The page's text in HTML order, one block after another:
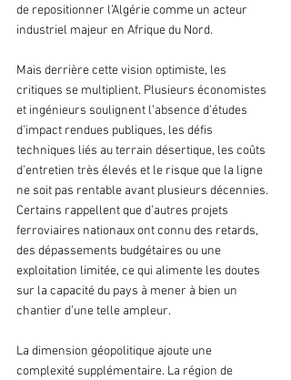
de repositionner l’Algérie comme un acteur
industriel majeur en Afrique du Nord.
Mais derrière cette vision optimiste, les
critiques se multiplient. Plusieurs économistes
et ingénieurs soulignent l’absence d’études
d’impact rendues publiques, les défis
techniques liés au terrain désertique, les coûts
d’entretien très élevés et le risque que la ligne
ne soit pas rentable avant plusieurs décennies.
Certains rappellent que d’autres projets
ferroviaires nationaux ont connu des retards,
des dépassements budgétaires ou une
exploitation limitée, ce qui alimente les doutes
sur la capacité du pays à mener à bien un
chantier d’une telle ampleur.
La dimension géopolitique ajoute une
complexité supplémentaire. La région de